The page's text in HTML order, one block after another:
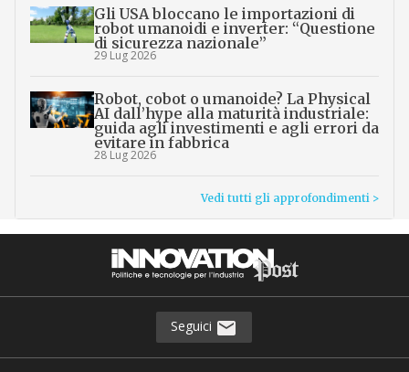
Gli USA bloccano le importazioni di
robot umanoidi e inverter: “Questione
di sicurezza nazionale”
29 Lug 2026
Robot, cobot o umanoide? La Physical
AI dall’hype alla maturità industriale:
guida agli investimenti e agli errori da
evitare in fabbrica
28 Lug 2026
Vedi tutti gli approfondimenti >
Seguici